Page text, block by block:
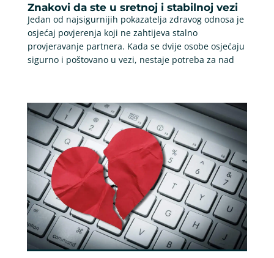
Znakovi da ste u sretnoj i stabilnoj vezi
Jedan od najsigurnijih pokazatelja zdravog odnosa je
osjećaj povjerenja koji ne zahtijeva stalno
provjeravanje partnera. Kada se dvije osobe osjećaju
sigurno i poštovano u vezi, nestaje potreba za nad